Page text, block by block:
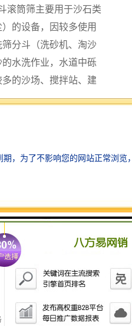
滚筒筛主要用于沙石类
的设备，因较多使用
分斗（洗砂机、淘沙
水洗作业，水道中砾
的沙场、搅拌站、建
分级以及分离出泥土和
。
于大小块状物分级及分